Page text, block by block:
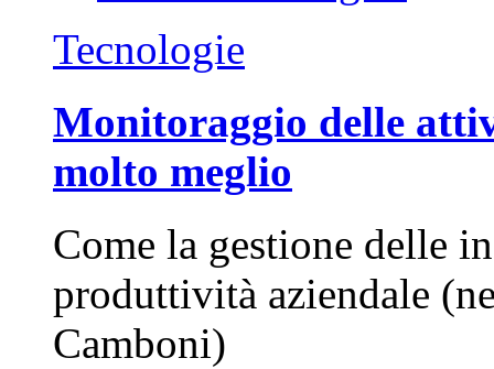
Tecnologie
Monitoraggio delle
molto meglio
Come la gestione delle
produttività aziendale
Camboni)